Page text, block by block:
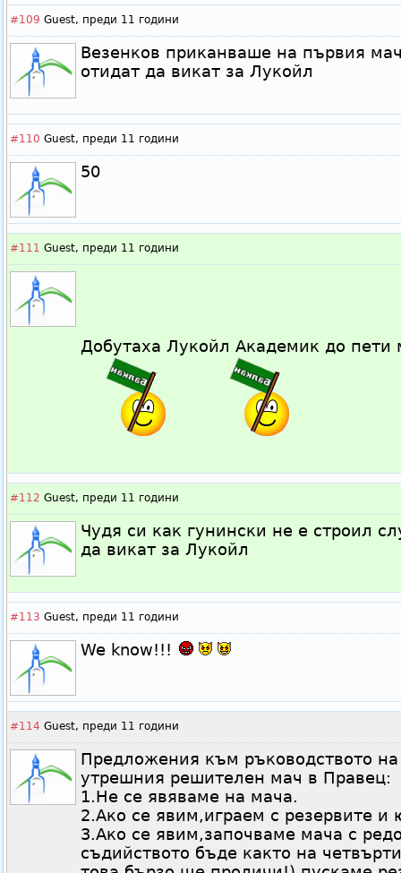
#109 Guest, преди 11 години
Везенков приканваше на първия
отидат да викат за Лукойл
#110 Guest, преди 11 години
50
#111 Guest, преди 11 години
Добутаха Лукойл Академик до пети
#112 Guest, преди 11 години
Чудя си как гунински не е строил
да викат за Лукойл
#113 Guest, преди 11 години
We know!!!
#114 Guest, преди 11 години
Предложения към ръководството
утрешния решителен мач в Правец:
1.Не се явяваме на мача.
2.Ако се явим,играем с резервите и
3.Ако се явим,започваме мача с
съдийството бъде както на